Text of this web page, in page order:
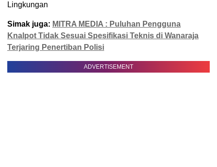
Simak juga: MITRA MEDIA : Puluhan Pengguna
Knalpot Tidak Sesuai Spesifikasi Teknis di Wanaraja
Terjaring Penertiban Polisi
ADVERTISEMENT